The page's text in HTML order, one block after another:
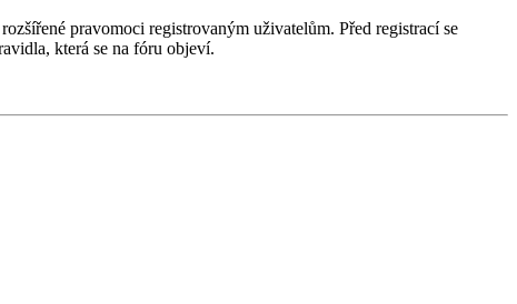
pravomoci registrovaným uživatelům. Před registrací se
která se na fóru objeví.